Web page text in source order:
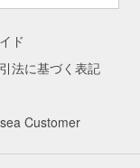
ド
法に基づく表記
Customer